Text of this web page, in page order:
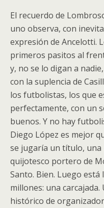
El recuerdo de
uno observa, con
expresión de Ancelotti.
primeros pasitos al
y, no se lo digan a
con la suplencia de
los futbolistas, los que
perfectamente, con un
buenos. Y no hay
Diego López es mejor
se jugaría un título, una
quijotesco portero de
Santo. Bien. Luego está
millones: una
histórico de